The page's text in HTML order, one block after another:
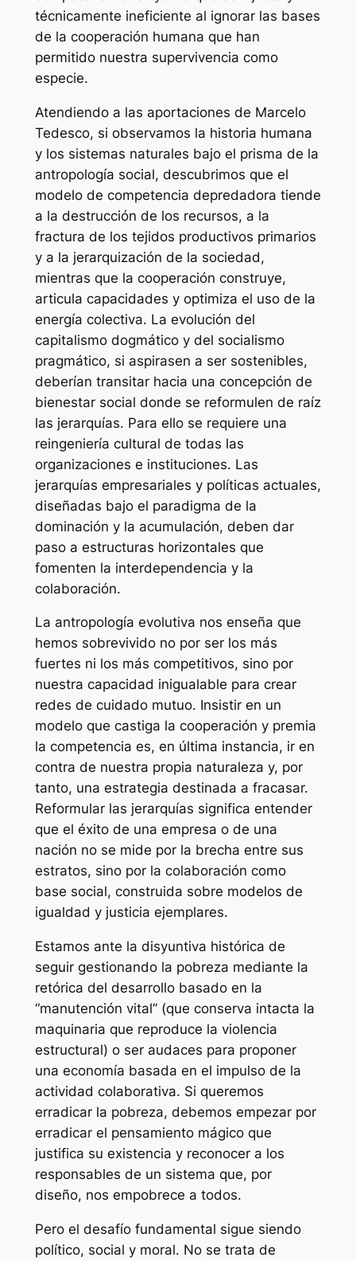
técnicamente ineficiente al ignorar las bases
de la cooperación humana que han
permitido nuestra supervivencia como
especie.
Atendiendo a las aportaciones de Marcelo
Tedesco, si observamos la historia humana
y los sistemas naturales bajo el prisma de la
antropología social, descubrimos que el
modelo de competencia depredadora tiende
a la destrucción de los recursos, a la
fractura de los tejidos productivos primarios
y a la jerarquización de la sociedad,
mientras que la cooperación construye,
articula capacidades y optimiza el uso de la
energía colectiva. La evolución del
capitalismo dogmático y del socialismo
pragmático, si aspirasen a ser sostenibles,
deberían transitar hacia una concepción de
bienestar social donde se reformulen de raíz
las jerarquías. Para ello se requiere una
reingeniería cultural de todas las
organizaciones e instituciones. Las
jerarquías empresariales y políticas actuales,
diseñadas bajo el paradigma de la
dominación y la acumulación, deben dar
paso a estructuras horizontales que
fomenten la interdependencia y la
colaboración.
La antropología evolutiva nos enseña que
hemos sobrevivido no por ser los más
fuertes ni los más competitivos, sino por
nuestra capacidad inigualable para crear
redes de cuidado mutuo. Insistir en un
modelo que castiga la cooperación y premia
la competencia es, en última instancia, ir en
contra de nuestra propia naturaleza y, por
tanto, una estrategia destinada a fracasar.
Reformular las jerarquías significa entender
que el éxito de una empresa o de una
nación no se mide por la brecha entre sus
estratos, sino por la colaboración como
base social, construida sobre modelos de
igualdad y justicia ejemplares.
Estamos ante la disyuntiva histórica de
seguir gestionando la pobreza mediante la
retórica del desarrollo basado en la
“manutención vital” (que conserva intacta la
maquinaria que reproduce la violencia
estructural) o ser audaces para proponer
una economía basada en el impulso de la
actividad colaborativa. Si queremos
erradicar la pobreza, debemos empezar por
erradicar el pensamiento mágico que
justifica su existencia y reconocer a los
responsables de un sistema que, por
diseño, nos empobrece a todos.
Pero el desafío fundamental sigue siendo
político, social y moral. No se trata de